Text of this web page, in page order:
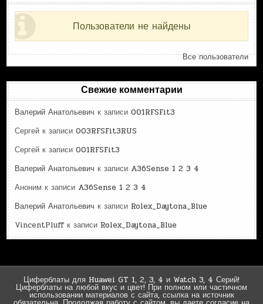
Пользователи не найдены
Все пользователи
Свежие комментарии
Валерий Анатольевич к записи001RFSFit3
Сергей к записи003RFSFit3RUS
Сергей к записи001RFSFit3
Валерий Анатольевич к записи A36Sense 1 2 3 4
Аноним к записи A36Sense 1 2 3 4
Валерий Анатольевич к записи Rolex_Daytona_Blue
VincentPluffк записи Rolex_Daytona_Blue
Циферблаты для Huawei GT 1, 2, 3, 4 и Watch 3, 4 Серий!
Циферблаты на любой вкус и цвет! При полном или частичном
использовании материалов с сайта, ссылка на источник